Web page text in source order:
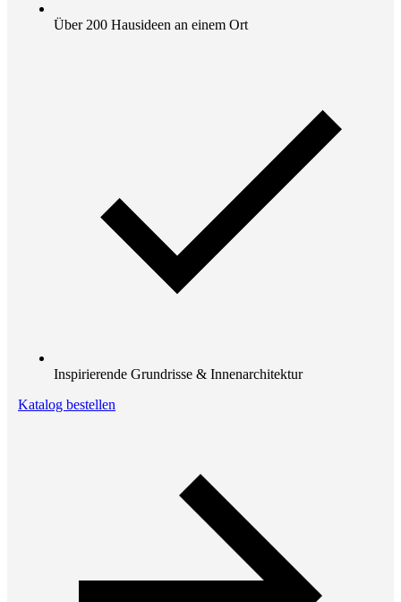
Über 200 Hausideen an einem Ort
Inspirierende Grundrisse & Innenarchitektur
Katalog bestellen